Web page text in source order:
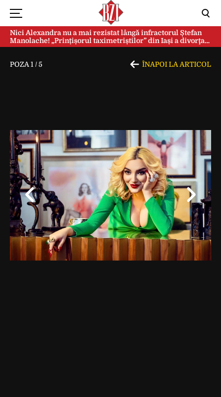
Nici Alexandra nu a mai rezistat lângă infractorul Ștefan
Manolache! „Prințișorul taximetriștilor” din Iași a divorţat
după doi ani de căsnicie
POZA 1 /5 ÎNAPOI LA ARTICOL